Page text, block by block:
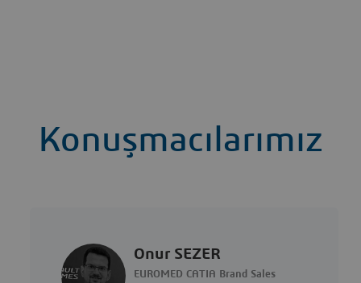
Konuşmacılarımız
Onur SEZER
EUROMED CATIA Brand Sales